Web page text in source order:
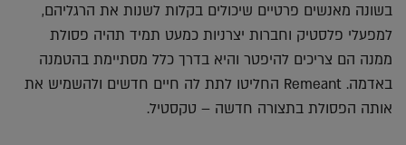
בשונה מאנשים פרטיים שיכולים בקלות לשנות את הרגליהם,
למפעלי פלסטיק וחברות יצרניות כמעט תמיד תהיה פסולת
ממנה הם צריכים להיפטר והיא בדרך כלל מסתיימת בהטמנה
באדמה. Remeant החליטו לתת לה חיים חדשים ולהשמיש את
אותה הפסולת בתצורה חדשה – טקסטיל.